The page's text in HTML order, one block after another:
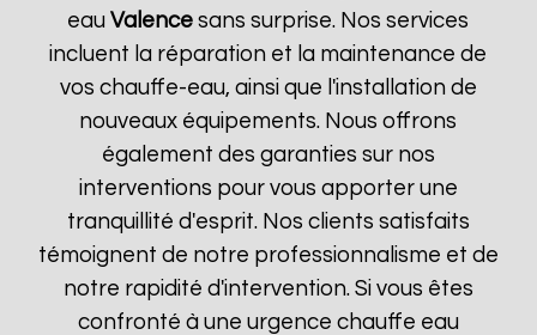
eauValence sans surprise. Nos services
incluent la réparation et la maintenance de
vos chauffe-eau, ainsi que l'installation de
nouveaux équipements. Nous offrons
également des garanties sur nos
interventions pour vous apporter une
tranquillité d'esprit. Nos clients satisfaits
témoignent de notre professionnalisme et de
notre rapidité d'intervention. Si vous êtes
confronté à une urgence chauffe eau